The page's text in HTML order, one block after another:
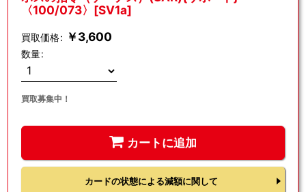
〈100/073〉[SV1a]
買取価格: ￥3,600
数量:
買取募集中！
カートに追加
カードの状態による減額に関して